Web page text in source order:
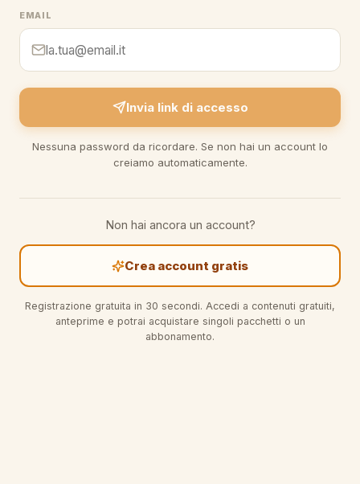
EMAIL
Invia link di accesso
Nessuna password da ricordare. Se non hai un account lo
creiamo automaticamente.
Non hai ancora un account?
Crea account gratis
Registrazione gratuita in 30 secondi. Accedi a contenuti gratuiti,
anteprime e potrai acquistare singoli pacchetti o un
abbonamento.